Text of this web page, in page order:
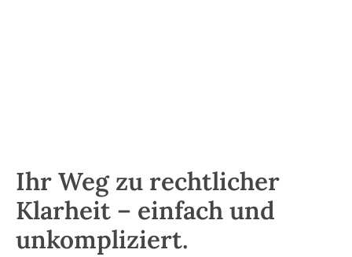
Ihr Weg zu rechtlicher
Klarheit – einfach und
unkompliziert.